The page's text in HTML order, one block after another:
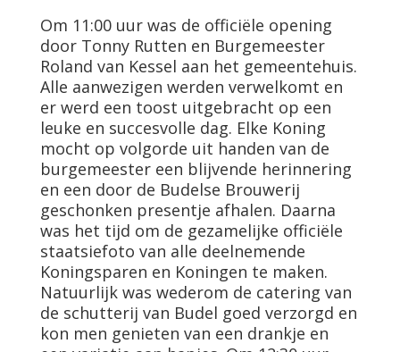
Om 11:00 uur was de officiële opening
door Tonny Rutten en Burgemeester
Roland van Kessel aan het gemeentehuis.
Alle aanwezigen werden verwelkomt en
er werd een toost uitgebracht op een
leuke en succesvolle dag. Elke Koning
mocht op volgorde uit handen van de
burgemeester een blijvende herinnering
en een door de Budelse Brouwerij
geschonken presentje afhalen. Daarna
was het tijd om de gezamelijke officiële
staatsiefoto van alle deelnemende
Koningsparen en Koningen te maken.
Natuurlijk was wederom de catering van
de schutterij van Budel goed verzorgd en
kon men genieten van een drankje en